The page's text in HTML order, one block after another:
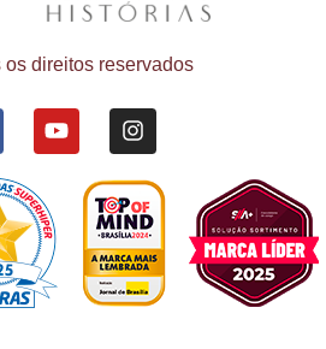
direitos reservados